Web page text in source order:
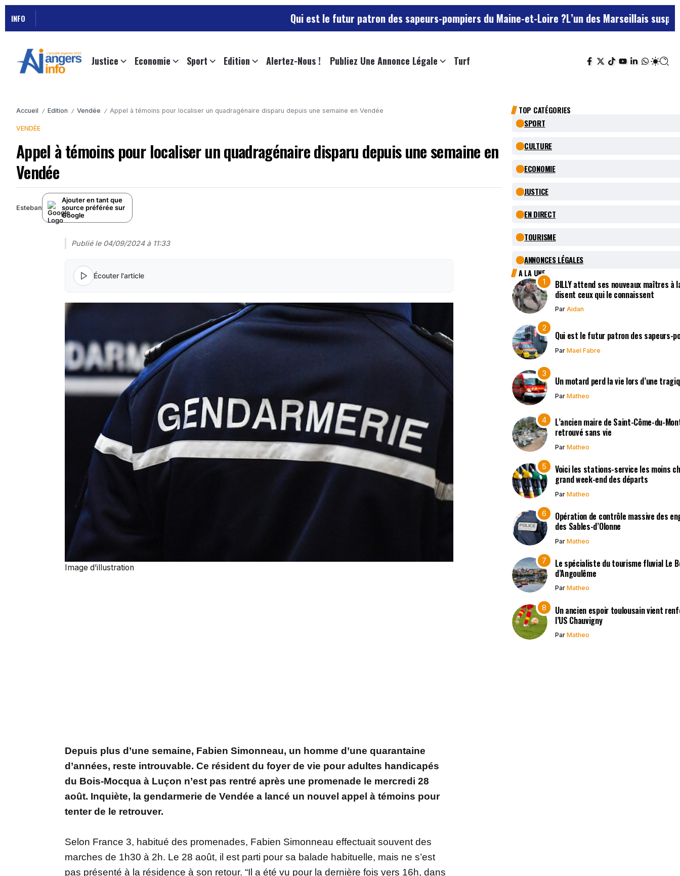
INFO Qui est le futur patron des sapeurs-pompiers du Maine-et-Loire ?L’un des Marseillais suspectés
Justice Economie Sport Edition Alertez-Nous ! Publiez Une Annonce Légale Turf
Accueil / Edition / Vendée / Appel à témoins pour localiser un quadragénaire disparu depuis une semaine en Vendée
VENDÉE
Appel à témoins pour localiser un quadragénaire disparu depuis une semaine en
Vendée
Esteban
Ajouter en tant que
source préférée sur
Google
Publié le 04/09/2024 à 11:33
Écouter l'article
Image d’illustration
Depuis plus d’une semaine, Fabien Simonneau, un homme d’une quarantaine
d’années, reste introuvable. Ce résident du foyer de vie pour adultes handicapés
du Bois-Mocqua à Luçon n’est pas rentré après une promenade le mercredi 28
août. Inquiète, la gendarmerie de Vendée a lancé un nouvel appel à témoins pour
tenter de le retrouver.
Selon France 3, habitué des promenades, Fabien Simonneau effectuait souvent des
marches de 1h30 à 2h. Le 28 août, il est parti pour sa balade habituelle, mais ne s’est
pas présenté à la résidence à son retour. “Il a été vu pour la dernière fois vers 16h, dans
TOP CATÉGORIES
SPORT
CULTURE
ECONOMIE
JUSTICE
EN DIRECT
TOURISME
ANNONCES LÉGALES
A LA UNE
BILLY attend ses nouveaux maîtres à
disent ceux qui le connaissent
Par Aidan
Qui est le futur patron des sapeurs-
Par Mael Fabre
Un motard perd la vie lors d’une
Par Matheo
L’ancien maire de Saint-Côme-du-
retrouvé sans vie
Par Matheo
Voici les stations-service les moins
grand week-end des départs
Par Matheo
Opération de contrôle massive des
des Sables-d’Olonne
Par Matheo
Le spécialiste du tourisme fluvial Le
d’Angoulême
Par Matheo
Un ancien espoir toulousain vient
l’US Chauvigny
Par Matheo